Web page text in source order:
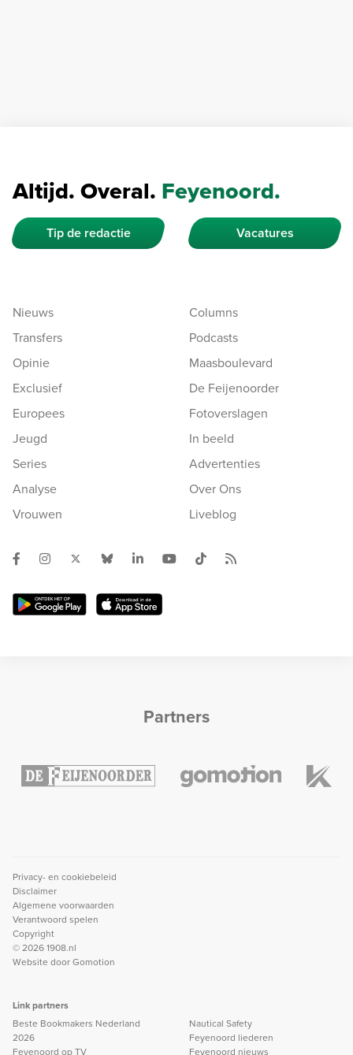
Altijd. Overal. Feyenoord.
Tip de redactie Vacatures
Nieuws
Transfers
Opinie
Exclusief
Europees
Jeugd
Series
Analyse
Vrouwen
Columns
Podcasts
Maasboulevard
De Feijenoorder
Fotoverslagen
In beeld
Advertenties
Over Ons
Liveblog
Partners
Privacy- en cookiebeleid
Disclaimer
Algemene voorwaarden
Verantwoord spelen
Copyright
© 2026 1908.nl
Website doorGomotion
Link partners
Beste Bookmakers Nederland
2026
Feyenoord op TV
Nautical Safety
Feyenoord liederen
Feyenoord nieuws